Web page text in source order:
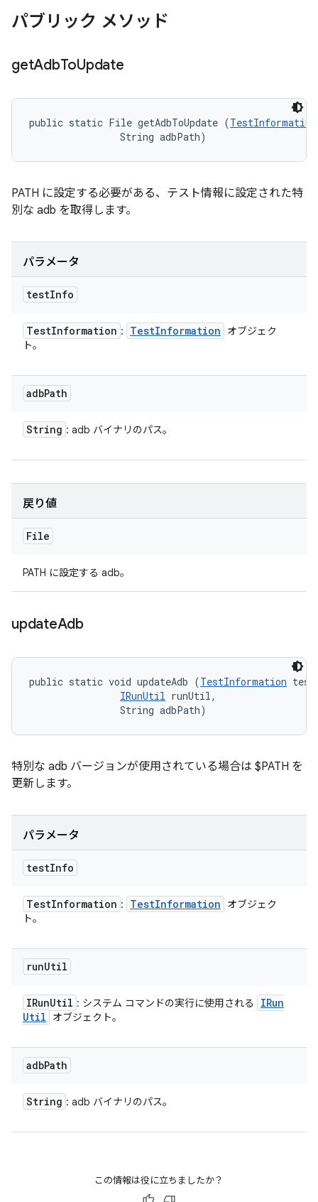
パブリック メソッド
getAdbToUpdate
public static File getAdbToUpdate (TestInformation
                String adbPath)
PATH に設定する必要がある、テスト情報に設定された特
別な adb を取得します。
パラメータ
testInfo
TestInformation : TestInformation
オブジェク
ト。
adbPath
String : adb バイナリのパス。
戻り値
File
PATH に設定する adb。
updateAdb
public static void updateAdb (TestInformation
IRunUtil runUtil,
                String adbPath)
特別な adb バージョンが使用されている場合は $PATH を
更新します。
パラメータ
testInfo
TestInformation : TestInformation
オブジェク
ト。
runUtil
IRunUtil : システム コマンドの実行に使用される
IRun
Util
オブジェクト。
adbPath
String : adb バイナリのパス。
この情報は役に立ちましたか？